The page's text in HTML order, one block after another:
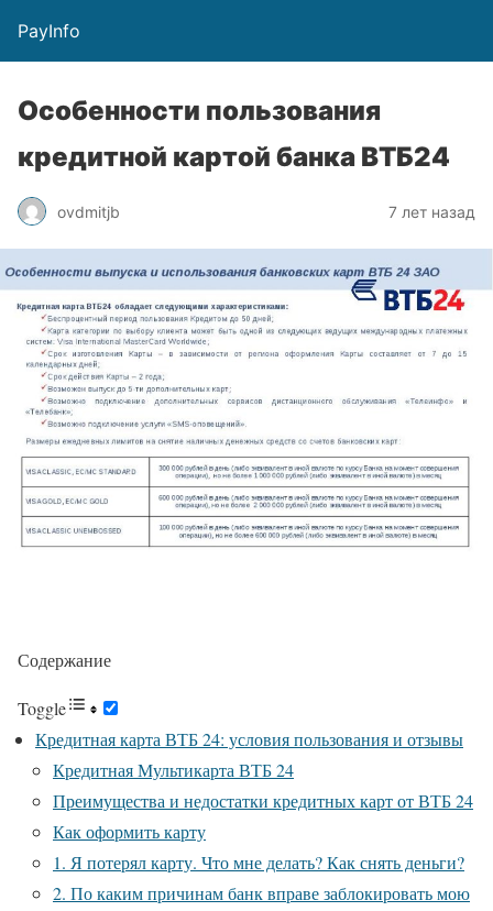
PayInfo
Особенности пользования
кредитной картой банка ВТБ24
ovdmitjb 7 лет назад
Содержание
Toggle
Кредитная карта ВТБ 24: условия пользования и отзывы
Кредитная Мультикарта ВТБ 24
Преимущества и недостатки кредитных карт от ВТБ 24
Как оформить карту
1. Я потерял карту. Что мне делать? Как снять деньги?
2. По каким причинам банк вправе заблокировать мою